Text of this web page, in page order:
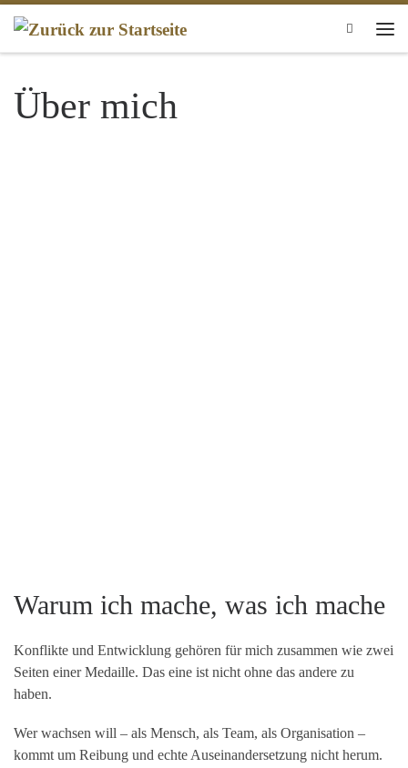
Zum Inhalt springen
Search
Über mich
Warum ich mache, was ich mache
Konflikte und Entwicklung gehören für mich zusammen wie zwei
Seiten einer Medaille. Das eine ist nicht ohne das andere zu
haben.
Wer wachsen will – als Mensch, als Team, als Organisation –
kommt um Reibung und echte Auseinandersetzung nicht herum.